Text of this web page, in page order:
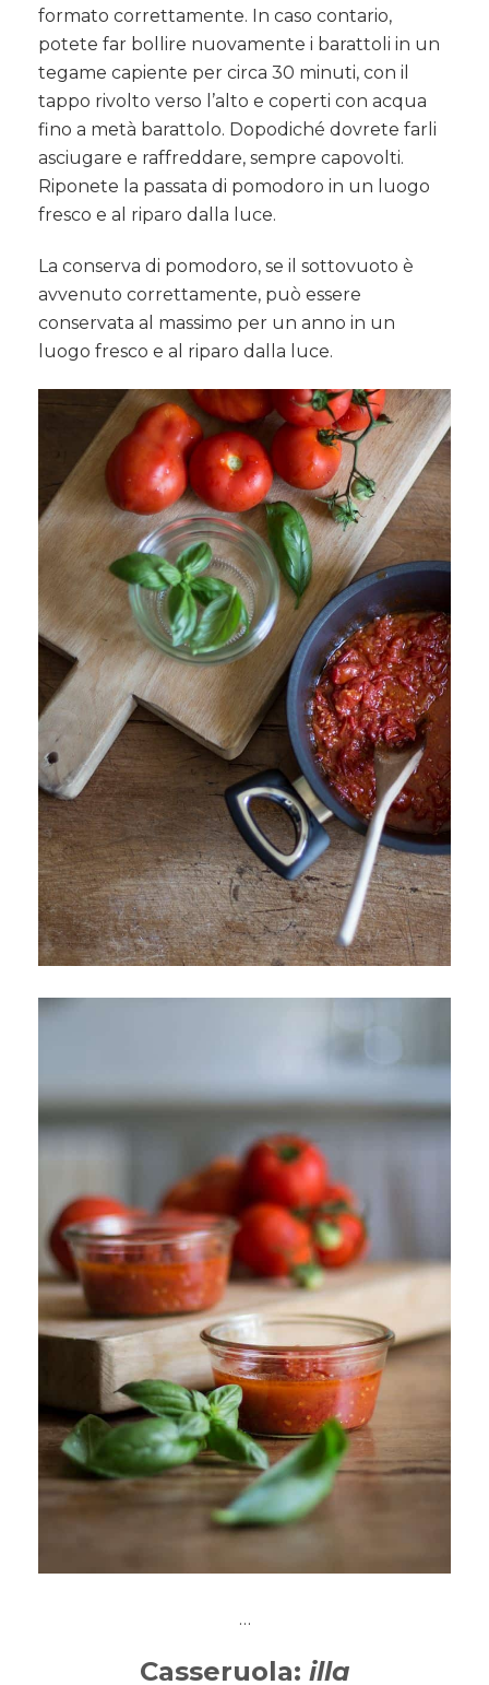
formato correttamente. In caso contario,
potete far bollire nuovamente i barattoli in un
tegame capiente per circa 30 minuti, con il
tappo rivolto verso l’alto e coperti con acqua
fino a metà barattolo. Dopodiché dovrete farli
asciugare e raffreddare, sempre capovolti.
Riponete la passata di pomodoro in un luogo
fresco e al riparo dalla luce.
La conserva di pomodoro, se il sottovuoto è
avvenuto correttamente, può essere
conservata al massimo per un anno in un
luogo fresco e al riparo dalla luce.
…
Casseruola: illa